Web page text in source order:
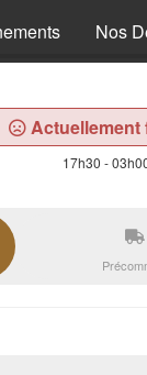
Nos
Actuellement
17h30 -